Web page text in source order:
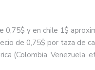
0,75$ y en chile 1$
de 0,75$ por taza de
(Colombia, Venezuela,